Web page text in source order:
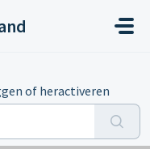
of heractiveren